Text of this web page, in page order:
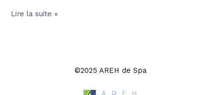
Lire la suite »
©2025 AREH de Spa